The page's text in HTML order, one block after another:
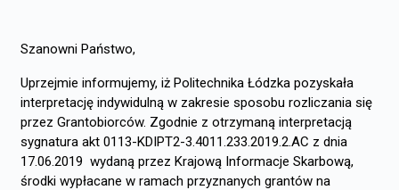
Szanowni Państwo,
Uprzejmie informujemy, iż Politechnika Łódzka pozyskała
interpretację indywidulną w zakresie sposobu rozliczania się
przez Grantobiorców. Zgodnie z otrzymaną interpretacją
sygnatura akt 0113-KDIPT2-3.4011.233.2019.2.AC z dnia
17.06.2019 wydaną przez Krajową Informacje Skarbową,
środki wypłacane w ramach przyznanych grantów na